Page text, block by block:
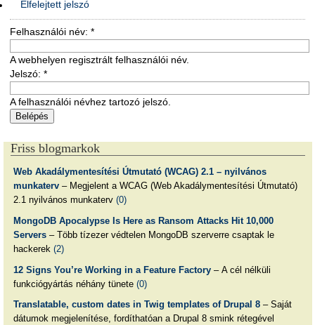
Elfelejtett jelszó
Felhasználói név: *
A webhelyen regisztrált felhasználói név.
Jelszó: *
A felhasználói névhez tartozó jelszó.
Friss blogmarkok
Web Akadálymentesítési Útmutató (WCAG) 2.1 – nyilvános
munkaterv– Megjelent a WCAG (Web Akadálymentesítési Útmutató)
2.1 nyilvános munkaterv (0)
MongoDB Apocalypse Is Here as Ransom Attacks Hit 10,000
Servers– Több tízezer védtelen MongoDB szerverre csaptak le
hackerek (2)
12 Signs You’re Working in a Feature Factory– A cél nélküli
funkciógyártás néhány tünete (0)
Translatable, custom dates in Twig templates of Drupal 8– Saját
dátumok megjelenítése, fordíthatóan a Drupal 8 smink rétegével